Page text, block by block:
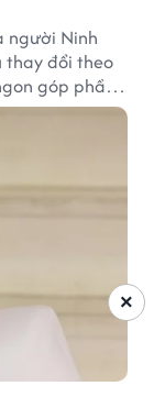
người Ninh
thay đổi theo
góp phần
hút của vùng
×